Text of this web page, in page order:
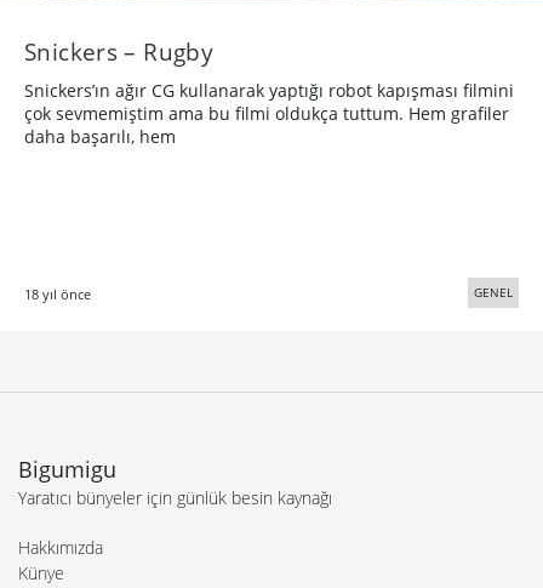
Snickers – Rugby
Snickers’ın ağır CG kullanarak yaptığı robot kapışması filmini
çok sevmemiştim ama bu filmi oldukça tuttum. Hem grafiler
daha başarılı, hem
18 yıl önce GENEL
Bigumigu
Yaratıcı bünyeler için günlük besin kaynağı
Hakkımızda
Künye